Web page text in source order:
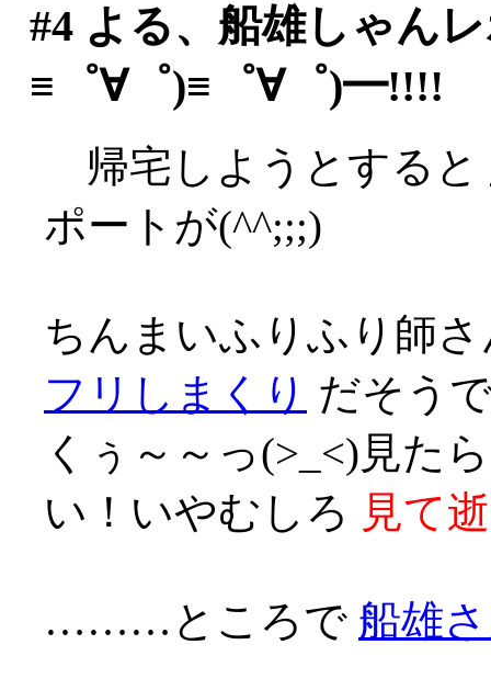
#4よる、船雄しゃん
≡゜∀゜)≡゜∀゜)━!!!!
帰宅しようとすると
ポートが(^^;;;)
ちんまいふりふり師
フリしまくり だそう
くぅ～～っ(>_<)見た
い！いやむしろ 見て
………ところで 船雄